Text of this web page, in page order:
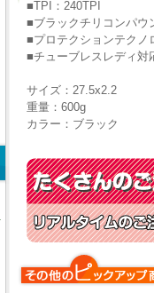
■TPI：240TPI
■ブラックチリコンパウ
■プロテクションテクノ
■チューブレスレディ対
サイズ：27.5x2.2
重量：600g
カラー：ブラック